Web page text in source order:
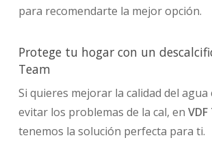
para recomendarte la mejor opción.
Protege tu hogar con un
Team
Si quieres mejorar la calidad del
evitar los problemas de la cal, en
tenemos la solución perfecta para ti.